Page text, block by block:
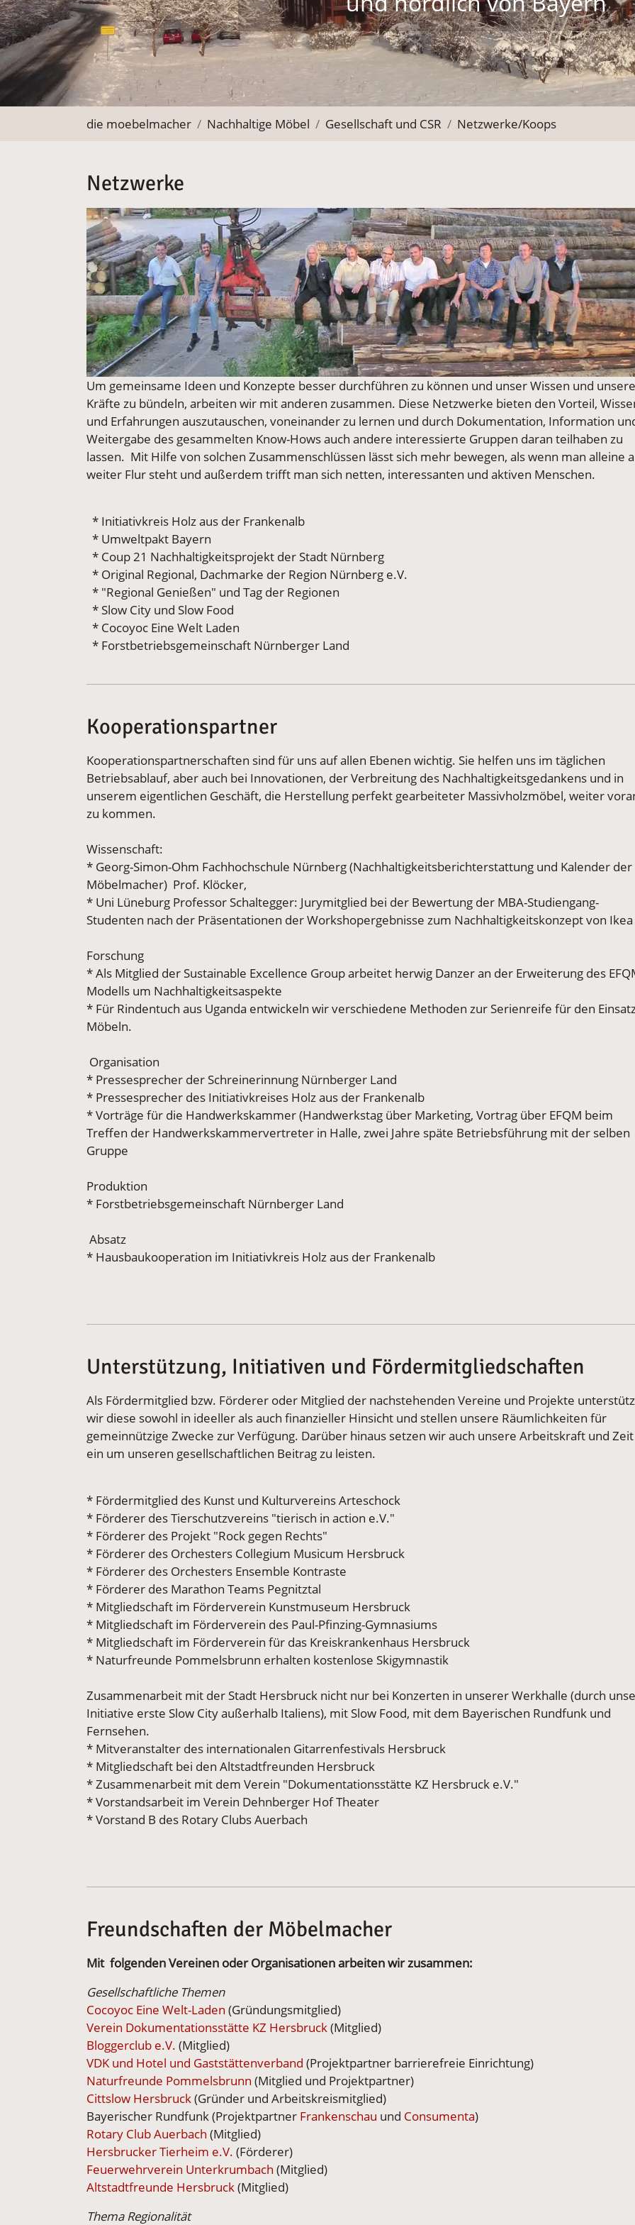
die moebelmacher Nachhaltige Möbel Gesellschaft und CSR Netzwerke/Koops
Netzwerke
Vergrößerte Version anzeigen
Um gemeinsame Ideen und Konzepte besser durchführen zu können und unser Wissen und unsere
Kräfte zu bündeln, arbeiten wir mit anderen zusammen. Diese Netzwerke bieten den Vorteil,
und Erfahrungen auszutauschen, voneinander zu lernen und durch Dokumentation, Information
Weitergabe des gesammelten Know-Hows auch andere interessierte Gruppen daran teilhaben zu
lassen. Mit Hilfe von solchen Zusammenschlüssen lässt sich mehr bewegen, als wenn man alleine
weiter Flur steht und außerdem trifft man sich netten, interessanten und aktiven Menschen.
* Initiativkreis Holz aus der Frankenalb
* Umweltpakt Bayern
* Coup 21 Nachhaltigkeitsprojekt der Stadt Nürnberg
* Original Regional, Dachmarke der Region Nürnberg e.V.
* "Regional Genießen" und Tag der Regionen
* Slow City und Slow Food
* Cocoyoc Eine Welt Laden
* Forstbetriebsgemeinschaft Nürnberger Land
Kooperationspartner
Kooperationspartnerschaften sind für uns auf allen Ebenen wichtig. Sie helfen uns im täglichen
Betriebsablauf, aber auch bei Innovationen, der Verbreitung des Nachhaltigkeitsgedankens und in
unserem eigentlichen Geschäft, die Herstellung perfekt gearbeiteter Massivholzmöbel, weiter
zu kommen.
Wissenschaft:
* Georg-Simon-Ohm Fachhochschule Nürnberg (Nachhaltigkeitsberichterstattung und Kalender der
Möbelmacher) Prof. Klöcker,
* Uni Lüneburg Professor Schaltegger: Jurymitglied bei der Bewertung der MBA-Studiengang-
Studenten nach der Präsentationen der Workshopergebnisse zum Nachhaltigkeitskonzept von Ikea
Forschung
* Als Mitglied der Sustainable Excellence Group arbeitet herwig Danzer an der Erweiterung des
Modells um Nachhaltigkeitsaspekte
* Für Rindentuch aus Uganda entwickeln wir verschiedene Methoden zur Serienreife für den
Möbeln.
Organisation
* Pressesprecher der Schreinerinnung Nürnberger Land
* Pressesprecher des Initiativkreises Holz aus der Frankenalb
* Vorträge für die Handwerkskammer (Handwerkstag über Marketing, Vortrag über EFQM beim
Treffen der Handwerkskammervertreter in Halle, zwei Jahre späte Betriebsführung mit der selben
Gruppe
Produktion
* Forstbetriebsgemeinschaft Nürnberger Land
Absatz
* Hausbaukooperation im Initiativkreis Holz aus der Frankenalb
Unterstützung, Initiativen und Fördermitgliedschaften
Als Fördermitglied bzw. Förderer oder Mitglied der nachstehenden Vereine und Projekte
wir diese sowohl in ideeller als auch finanzieller Hinsicht und stellen unsere Räumlichkeiten für
gemeinnützige Zwecke zur Verfügung. Darüber hinaus setzen wir auch unsere Arbeitskraft und Zeit
ein um unseren gesellschaftlichen Beitrag zu leisten.
* Fördermitglied des Kunst und Kulturvereins Arteschock
* Förderer des Tierschutzvereins "tierisch in action e.V."
* Förderer des Projekt "Rock gegen Rechts"
* Förderer des Orchesters Collegium Musicum Hersbruck
* Förderer des Orchesters Ensemble Kontraste
* Förderer des Marathon Teams Pegnitztal
* Mitgliedschaft im Förderverein Kunstmuseum Hersbruck
* Mitgliedschaft im Förderverein des Paul-Pfinzing-Gymnasiums
* Mitgliedschaft im Förderverein für das Kreiskrankenhaus Hersbruck
* Naturfreunde Pommelsbrunn erhalten kostenlose Skigymnastik
Zusammenarbeit mit der Stadt Hersbruck nicht nur bei Konzerten in unserer Werkhalle (durch
Initiative erste Slow City außerhalb Italiens), mit Slow Food, mit dem Bayerischen Rundfunk und
Fernsehen.
* Mitveranstalter des internationalen Gitarrenfestivals Hersbruck
* Mitgliedschaft bei den Altstadtfreunden Hersbruck
* Zusammenarbeit mit dem Verein "Dokumentationsstätte KZ Hersbruck e.V."
* Vorstandsarbeit im Verein Dehnberger Hof Theater
* Vorstand B des Rotary Clubs Auerbach
Freundschaften der Möbelmacher
Mit folgenden Vereinen oder Organisationen arbeiten wir zusammen:
Gesellschaftliche Themen
Cocoyoc Eine Welt-Laden (Gründungsmitglied)
Verein Dokumentationsstätte KZ Hersbruck(Mitglied)
Bloggerclub e.V. (Mitglied)
VDK und Hotel und Gaststättenverband (Projektpartner barrierefreie Einrichtung)
Naturfreunde Pommelsbrunn (Mitglied und Projektpartner)
Cittslow Hersbruck(Gründer und Arbeitskreismitglied)
Bayerischer Rundfunk (Projektpartner Frankenschau und Consumenta)
Rotary Club Auerbach (Mitglied)
Hersbrucker Tierheim e.V. (Förderer)
Feuerwehrverein Unterkrumbach (Mitglied)
Altstadtfreunde Hersbruck(Mitglied)
Thema Regionalität